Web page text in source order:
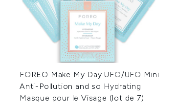
FOREO Make My Day UFO/UFO Mini
Anti-Pollution and so Hydrating
Masque pour le Visage (lot de 7)